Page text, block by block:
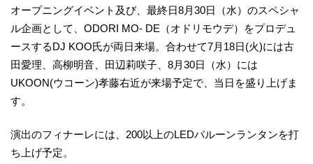
オープニングイベント及び、最終日8月30日（水）のスペシャ
ル企画として、ODORI MO- DE（オドリモウデ）をプロデュ
ースするDJ KOO氏が両日来場。合わせて7月18日(火)には古
田愛理、高柳明音、田辺莉咲子、8月30日（水）には
UKOON(ウコーン)孝藤右近が来場予定で、当日を盛り上げま
す。
演出のフィナーレには、200以上のLEDバルーンランタンを打
ち上げ予定。